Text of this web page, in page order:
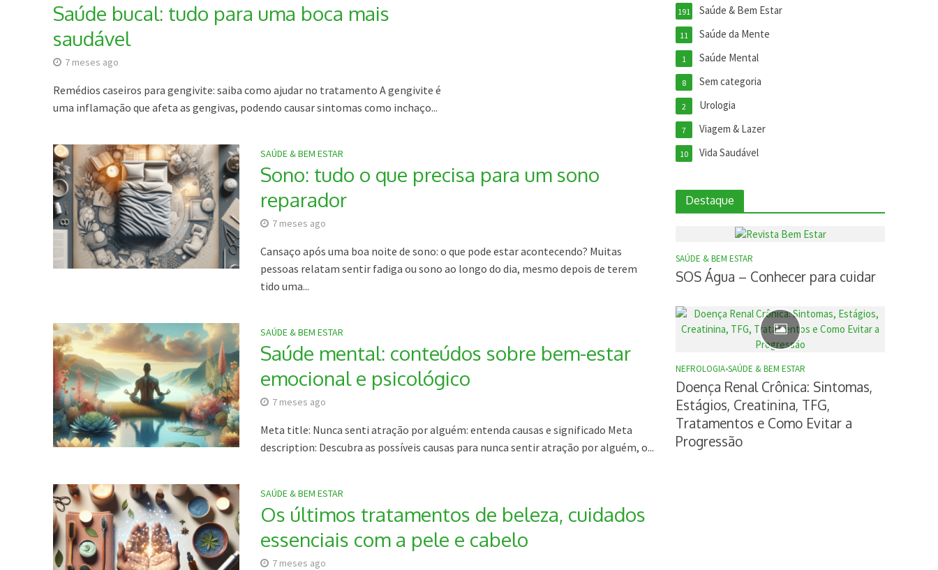
Saúde bucal: tudo para uma boca mais
saudável
7 meses ago
Remédios caseiros para gengivite: saiba como ajudar no tratamento A gengivite é
uma inflamação que afeta as gengivas, podendo causar sintomas como inchaço...
SAÚDE & BEM ESTAR
Sono: tudo o que precisa para um sono
reparador
7 meses ago
Cansaço após uma boa noite de sono: o que pode estar acontecendo? Muitas
pessoas relatam sentir fadiga ou sono ao longo do dia, mesmo depois de terem
tido uma...
SAÚDE & BEM ESTAR
Saúde mental: conteúdos sobre bem-estar
emocional e psicológico
7 meses ago
Meta title: Nunca senti atração por alguém: entenda causas e significado Meta
description: Descubra as possíveis causas para nunca sentir atração por alguém, o...
SAÚDE & BEM ESTAR
Os últimos tratamentos de beleza, cuidados
essenciais com a pele e cabelo
7 meses ago
Saúde & Bem Estar
191
Saúde da Mente
11
Saúde Mental
1
Sem categoria
8
Urologia
2
Viagem & Lazer
7
Vida Saudável
10
Destaque
SAÚDE & BEM ESTAR
SOS Água – Conhecer para cuidar
NEFROLOGIA•SAÚDE & BEM ESTAR
Doença Renal Crônica: Sintomas,
Estágios, Creatinina, TFG,
Tratamentos e Como Evitar a
Progressão